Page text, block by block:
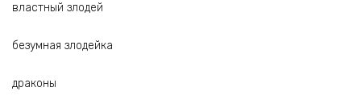
властный злодей
безумная злодейка
драконы